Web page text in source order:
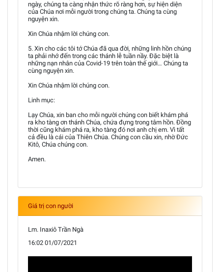
ngày, chúng ta càng nhận thức rõ ràng hơn, sự hiện diện
của Chúa nơi mỗi người trong chúng ta. Chúng ta cùng
nguyện xin.
Xin Chúa nhậm lời chúng con.
5. Xin cho các tôi tớ Chúa đã qua đời, những linh hồn chúng
ta phải nhớ đến trong các thánh lễ tuần nầy. Đặc biệt là
những nạn nhân của Covid-19 trên toàn thế giới… Chúng ta
cùng nguyện xin.
Xin Chúa nhậm lời chúng con.
Linh mục:
Lạy Chúa, xin ban cho mỗi người chúng con biết khám phá
ra kho tàng ơn thánh Chúa, chứa đựng trong tâm hồn. Đồng
thời cũng khám phá ra, kho tàng đó nơi anh chị em. Vì tất
cả đều là cái của Thiên Chúa. Chúng con cầu xin, nhờ Đức
Kitô, Chúa chúng con.
Amen.
Giá trị con người
Lm. Inaxiô Trần Ngà
16:02 01/07/2021